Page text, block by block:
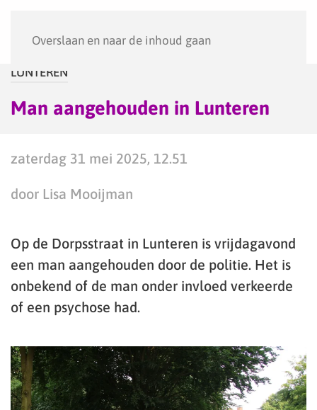
Overslaan en naar de inhoud gaan
LUNTEREN
Man aangehouden in Lunteren
zaterdag 31 mei 2025, 12.51
door Lisa Mooijman
Op de Dorpsstraat in Lunteren is vrijdagavond
een man aangehouden door de politie. Het is
onbekend of de man onder invloed verkeerde
of een psychose had.